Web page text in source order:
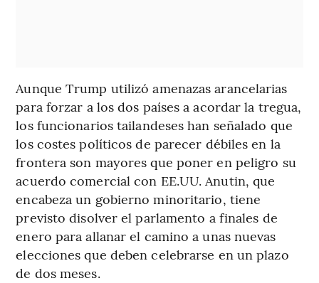
Aunque Trump utilizó amenazas arancelarias
para forzar a los dos países a acordar la tregua,
los funcionarios tailandeses han señalado que
los costes políticos de parecer débiles en la
frontera son mayores que poner en peligro su
acuerdo comercial con EE.UU. Anutin, que
encabeza un gobierno minoritario, tiene
previsto disolver el parlamento a finales de
enero para allanar el camino a unas nuevas
elecciones que deben celebrarse en un plazo
de dos meses.